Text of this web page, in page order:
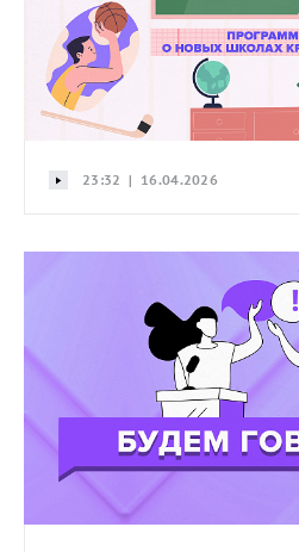
23:32 | 16.04.2026